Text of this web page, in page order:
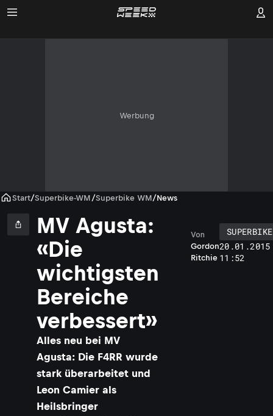
Werbung
Start/Superbike-WM /Superbike WM/News
MV Agusta:
«Die
wichtigsten
Bereiche
verbessert»
Alles neu bei MV
Agusta: Die F4RR wurde
stark überarbeitet und
Leon Camier als
Heilsbringer
Gordon
Ritchie
Von
11:52